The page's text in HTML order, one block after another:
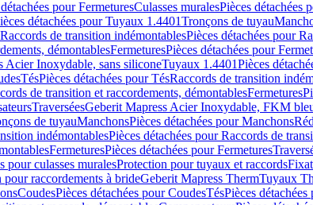
pour FermeturesCulasses muralesPièces détachées
détachées pour Tuyaux 1.4401Tronçons de tuyau
Raccords de transition indémontablesPièces détachées pour
démontablesFermeturesPièces détachées pour
Acier Inoxydable, sans siliconeTuyaux 1.4401Pièces
TésPièces détachées pour TésRaccords de transition
de transition et raccordements, démontablesFermetures
TraverséesGeberit Mapress Acier Inoxydable, FKM
de tuyauManchonsPièces détachées pour Manchons
indémontablesPièces détachées pour Raccords de
FermeturesPièces détachées pour Fermetures
pour culasses muralesProtection pour tuyaux et raccords
pour raccordements à brideGeberit Mapress ThermTuyaux
CoudesPièces détachées pour CoudesTésPièces détachées